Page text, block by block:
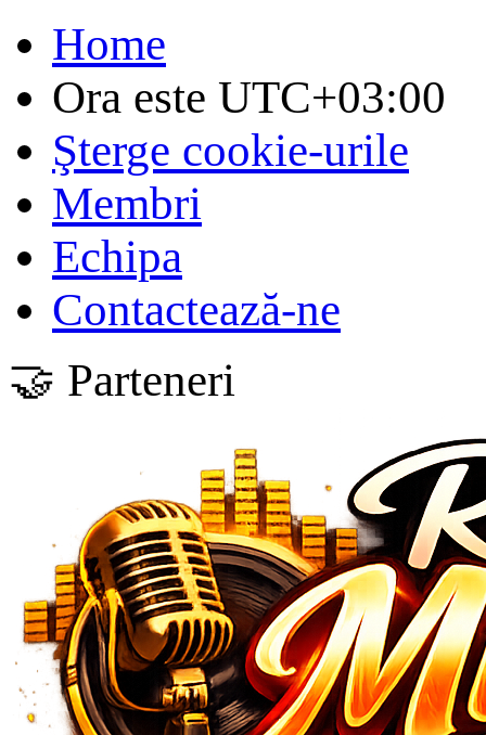
Home
Ora este UTC+03:00
Şterge cookie-urile
Membri
Echipa
Contactează-ne
🤝 Parteneri